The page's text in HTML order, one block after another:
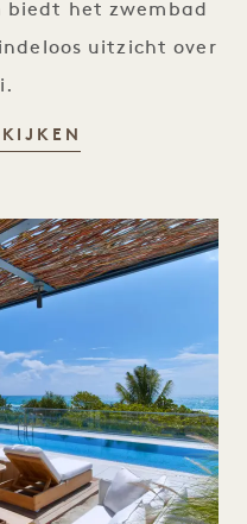
biedt het zwembad
uitzicht over